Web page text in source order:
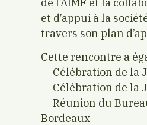
et d’appui à la
travers son plan
Cette rencontre a
Célébration de la
Célébration de la
Réunion du
Bordeaux